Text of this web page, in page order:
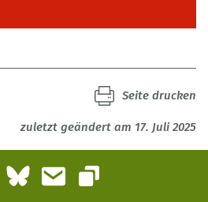
zuletzt geändert am 17. Juli 2025
Seite drucken
LinkedInBlueskyE-Mail
Link kopieren